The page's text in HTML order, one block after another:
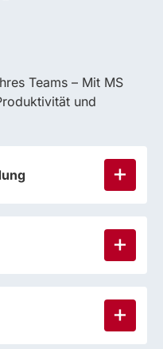
Teams – Mit MS
und